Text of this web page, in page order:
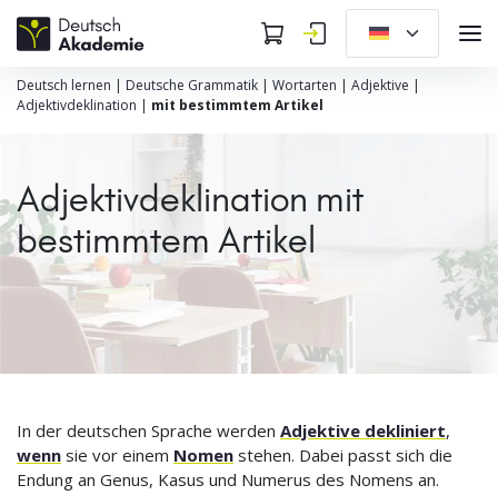
Deutsch lernen | Deutsche Grammatik | Wortarten | Adjektive |
Adjektivdeklination | mit bestimmtem Artikel
Adjektivdeklination mit
bestimmtem Artikel
In der deutschen Sprache werden Adjektive dekliniert,
wenn sie vor einem Nomen stehen. Dabei passt sich die
Endung an Genus, Kasus und Numerus des Nomens an.